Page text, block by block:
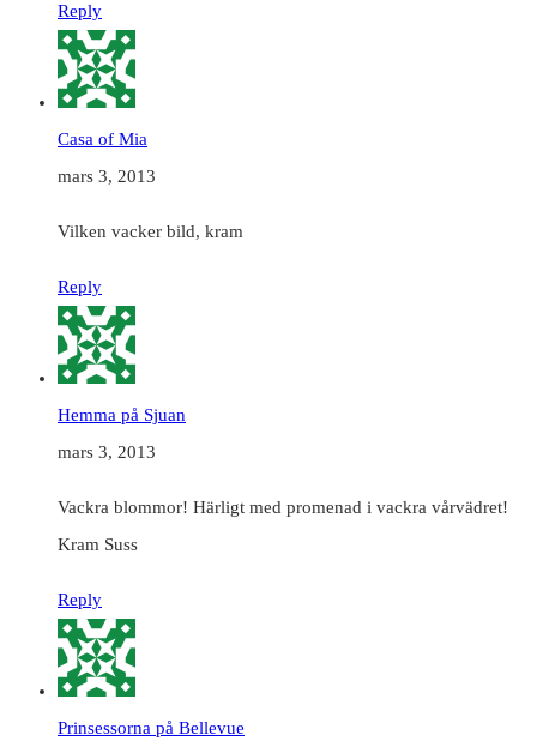
Reply
Casa of Mia
mars 3, 2013
Vilken vacker bild, kram
Reply
Hemma på Sjuan
mars 3, 2013
Vackra blommor! Härligt med promenad i vackra vårvädret!
Kram Suss
Reply
Prinsessorna på Bellevue